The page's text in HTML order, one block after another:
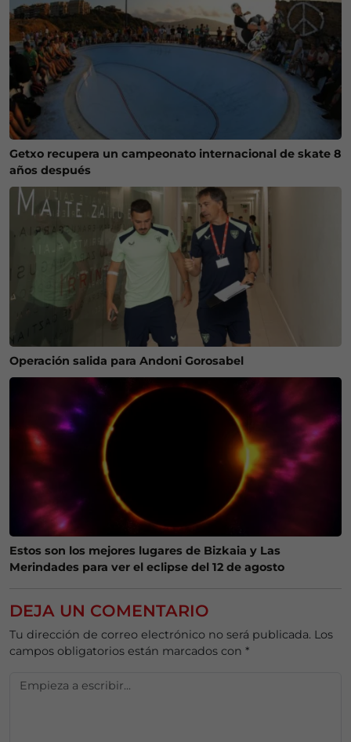
Getxo recupera un campeonato internacional de skate 8
años después
Operación salida para Andoni Gorosabel
Estos son los mejores lugares de Bizkaia y Las
Merindades para ver el eclipse del 12 de agosto
DEJA UN COMENTARIO
Tu dirección de correo electrónico no será publicada. Los
campos obligatorios están marcados con *